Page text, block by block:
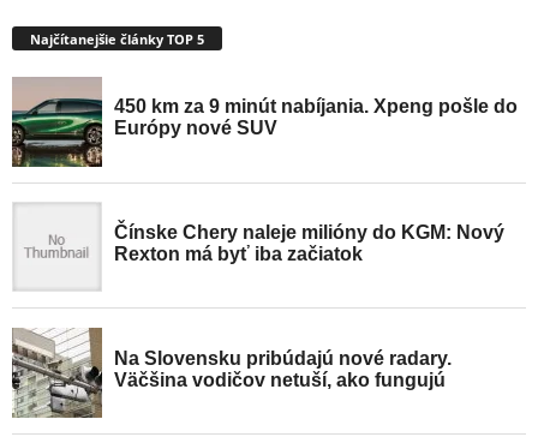
Najčítanejšie články TOP 5